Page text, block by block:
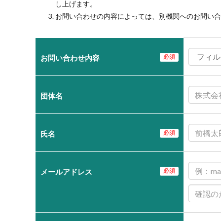
し上げます。
お問い合わせの内容によっては、別機関へのお問い
お問い合わせ内容 必須
団体名
氏名 必須
メールアドレス 必須